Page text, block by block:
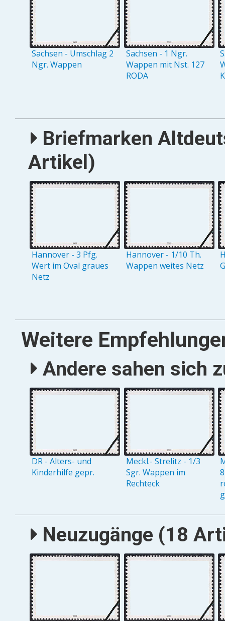
Sachsen - Umschlag 2
Ngr. Wappen
Sachsen - 1 Ngr.
Wappen mit Nst. 127
RODA
Briefmarken
Artikel)
Hannover - 3 Pfg.
Wert im Oval graues
Netz
Hannover - 1/10 Th.
Wappen weites Netz
Weitere
Andere sahen sich
DR - Alters- und
Kinderhilfe gepr.
Meckl.- Strelitz - 1/3
Sgr. Wappen im
Rechteck
Neuzugänge (18